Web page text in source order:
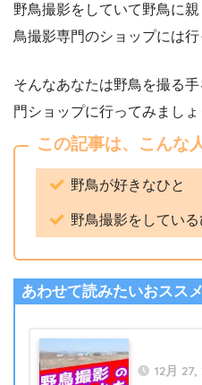
野鳥撮影をしていて野鳥に
鳥撮影専門のショップには行
そんなあなたは野鳥を撮る
門ショップに行ってみましょ
この記事は、こんな
野鳥が好きなひと
野鳥撮影をしている
あわせて読みたいおスス
12月 27,